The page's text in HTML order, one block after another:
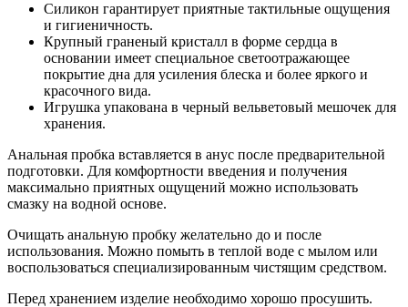
Силикон гарантирует приятные тактильные ощущения
и гигиеничность.
Крупный граненый кристалл в форме сердца в
основании имеет специальное светоотражающее
покрытие дна для усиления блеска и более яркого и
красочного вида.
Игрушка упакована в черный вельветовый мешочек для
хранения.
Анальная пробка вставляется в анус после предварительной
подготовки. Для комфортности введения и получения
максимально приятных ощущений можно использовать
смазку на водной основе.
Очищать анальную пробку желательно до и после
использования. Можно помыть в теплой воде с мылом или
воспользоваться специализированным чистящим средством.
Перед хранением изделие необходимо хорошо просушить.